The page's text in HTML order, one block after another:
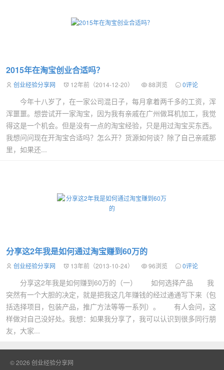
2015年在淘宝创业合适吗？
创业经验分享网 12年前（2014-12-20） 88浏览 0评论
今年十八岁了，在一家公司混日子，每月拿着两千多的工资，浑
浑噩噩。想尝试开一家淘宝，因为我有亲戚在广州做耳机加工，我觉
得这是一个机会。但是没有一点的淘宝经验，只是用过淘宝买东西。
我想问问现在开淘宝合适吗？怎么开？货源如何谈？除了自己亲戚那
里，如果还...
分享这2年我是如何通过淘宝赚到60万的
创业经验分享网 13年前（2013-10-24） 96浏览 0评论
分享这2年我是如何赚到60万的（一） 如何选择产品 我
突然有一个大胆的决定，就是把我这几年赚钱的经过通通写下来（包
括选择项目，包装产品，推广方法等等一系列）。 有人会问，这
样做对自己没好处。我想：如果我分享了，我可以认识到很多同行朋
友，大家...
© 2026 创业经验分享网